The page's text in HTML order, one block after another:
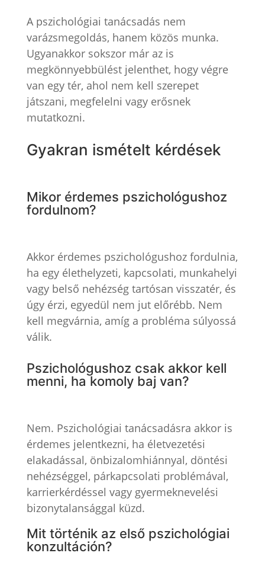
A pszichológiai tanácsadás nem
varázsmegoldás, hanem közös munka.
Ugyanakkor sokszor már az is
megkönnyebbülést jelenthet, hogy végre
van egy tér, ahol nem kell szerepet
játszani, megfelelni vagy erősnek
mutatkozni.
Gyakran ismételt kérdések
Mikor érdemes pszichológushoz
fordulnom?
Akkor érdemes pszichológushoz fordulnia,
ha egy élethelyzeti, kapcsolati, munkahelyi
vagy belső nehézség tartósan visszatér, és
úgy érzi, egyedül nem jut előrébb. Nem
kell megvárnia, amíg a probléma súlyossá
válik.
Pszichológushoz csak akkor kell
menni, ha komoly baj van?
Nem. Pszichológiai tanácsadásra akkor is
érdemes jelentkezni, ha életvezetési
elakadással, önbizalomhiánnyal, döntési
nehézséggel, párkapcsolati problémával,
karrierkérdéssel vagy gyermeknevelési
bizonytalansággal küzd.
Mit történik az első pszichológiai
konzultáción?